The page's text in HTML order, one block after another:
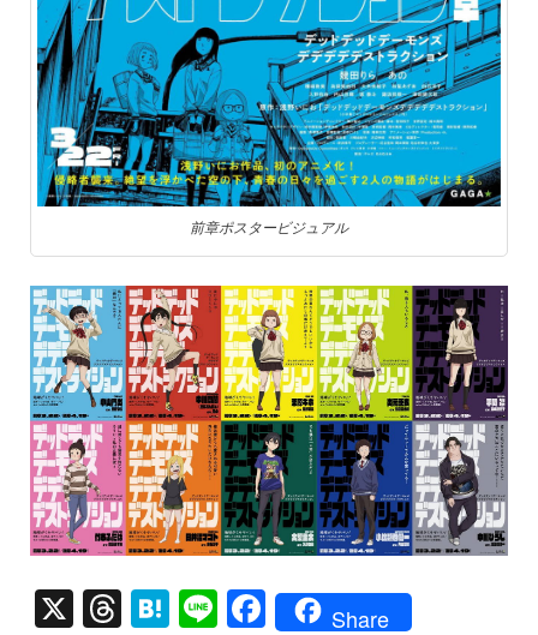
前章ポスタービジュアル
X
T
H
Li
F
Share